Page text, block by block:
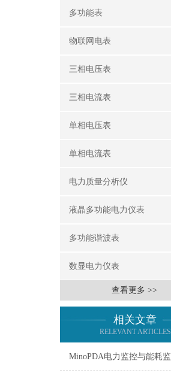
多功能表
物联网电表
三相电压表
三相电流表
单相电压表
单相电流表
电力质量分析仪
液晶多功能电力仪表
多功能谐波表
数显电力仪表
查看更多 >>
相关文章
RELEVANT ARTICLES